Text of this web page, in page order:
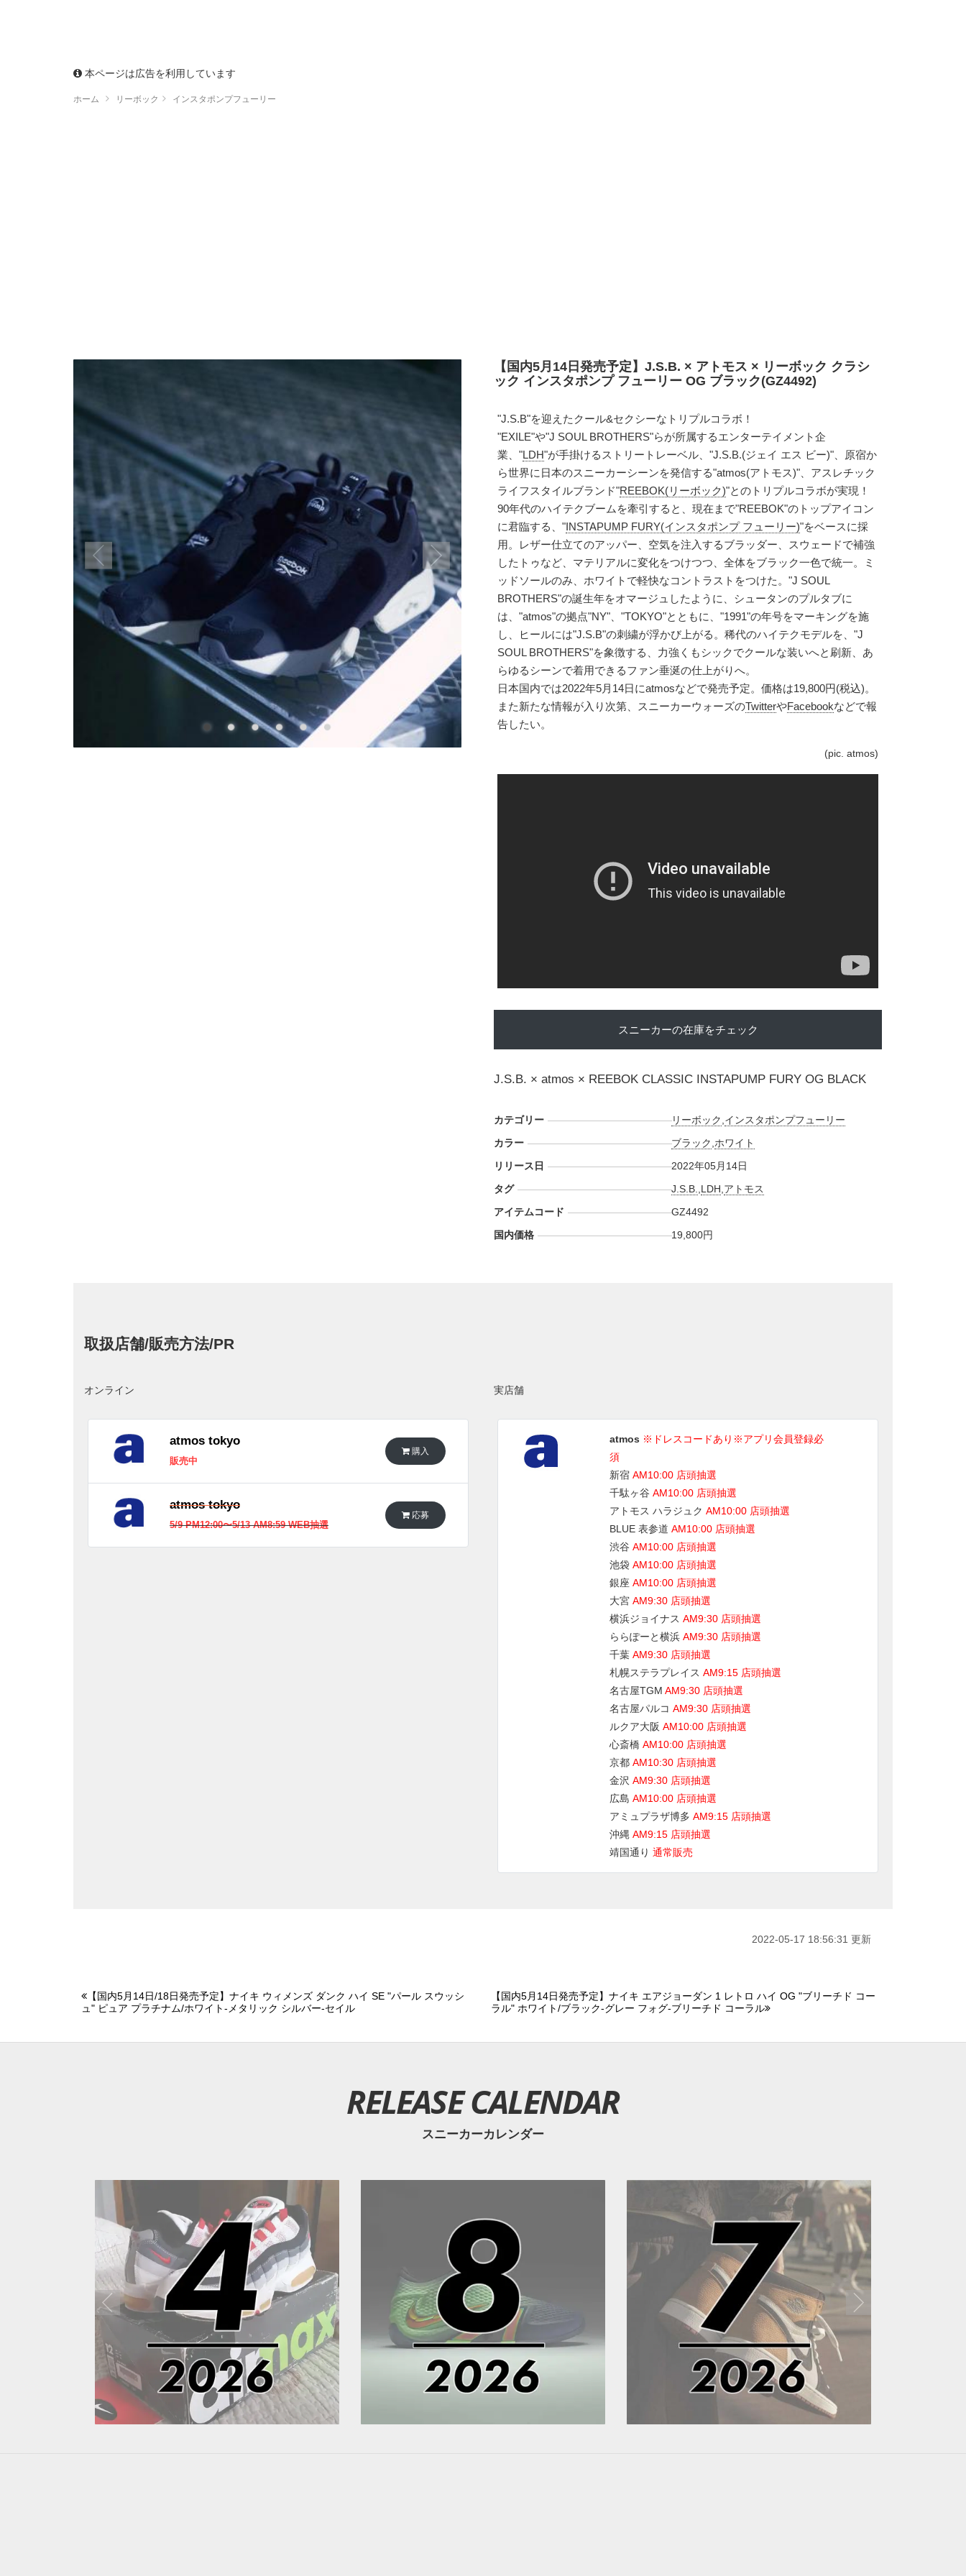
本ページは広告を利用しています
ホーム リーボック インスタポンプフューリー
【国内5月14日発売予定】J.S.B. × アトモス × リーボック クラシ
ック インスタポンプ フューリー OG ブラック(GZ4492)
"J.S.B"を迎えたクール&セクシーなトリプルコラボ！
"EXILE"や"J SOUL BROTHERS"らが所属するエンターテイメント企
業、"LDH"が手掛けるストリートレーベル、"J.S.B.(ジェイ エス ビー)"、原宿か
ら世界に日本のスニーカーシーンを発信する"atmos(アトモス)"、アスレチック
ライフスタイルブランド"REEBOK(リーボック)"とのトリプルコラボが実現！
90年代のハイテクブームを牽引すると、現在まで"REEBOK"のトップアイコン
に君臨する、"INSTAPUMP FURY(インスタポンプ フューリー)"をベースに採
用。レザー仕立てのアッパー、空気を注入するブラッダー、スウェードで補強
したトゥなど、マテリアルに変化をつけつつ、全体をブラック一色で統一。ミ
ッドソールのみ、ホワイトで軽快なコントラストをつけた。"J SOUL
BROTHERS"の誕生年をオマージュしたように、シュータンのプルタブに
は、"atmos"の拠点"NY"、"TOKYO"とともに、"1991"の年号をマーキングを施
し、ヒールには"J.S.B"の刺繍が浮かび上がる。稀代のハイテクモデルを、"J
SOUL BROTHERS"を象徴する、力強くもシックでクールな装いへと刷新、あ
らゆるシーンで着用できるファン垂涎の仕上がりへ。
日本国内では2022年5月14日にatmosなどで発売予定。価格は19,800円(税込)。
また新たな情報が入り次第、スニーカーウォーズのTwitterやFacebookなどで報
告したい。
(pic. atmos)
スニーカーの在庫をチェック
J.S.B. × atmos × REEBOK CLASSIC INSTAPUMP FURY OG BLACK
カテゴリー リーボック インスタポンプフューリー
カラー
ブラック ホワイト
リリース日
2022年05月14日
タグ
J.S.B. LDH アトモス
アイテムコード
GZ4492
国内価格
19,800円
取扱店舗/販売方法/PR
オンライン
atmos tokyo
販売中
購入
atmos tokyo
5/9 PM12:00〜5/13 AM8:59 WEB抽選
応募
実店舗
atmos ※ドレスコードあり※アプリ会員登録必
須
新宿 AM10:00 店頭抽選
千駄ヶ谷 AM10:00 店頭抽選
アトモス ハラジュク AM10:00 店頭抽選
BLUE 表参道 AM10:00 店頭抽選
渋谷 AM10:00 店頭抽選
池袋 AM10:00 店頭抽選
銀座 AM10:00 店頭抽選
大宮 AM9:30 店頭抽選
横浜ジョイナス AM9:30 店頭抽選
ららぽーと横浜 AM9:30 店頭抽選
千葉 AM9:30 店頭抽選
札幌ステラプレイス AM9:15 店頭抽選
名古屋TGM AM9:30 店頭抽選
名古屋パルコ AM9:30 店頭抽選
ルクア大阪 AM10:00 店頭抽選
心斎橋 AM10:00 店頭抽選
京都 AM10:30 店頭抽選
金沢 AM9:30 店頭抽選
広島 AM10:00 店頭抽選
アミュプラザ博多 AM9:15 店頭抽選
沖縄 AM9:15 店頭抽選
靖国通り 通常販売
2022-05-17 18:56:31 更新
【国内5月14日/18日発売予定】ナイキ ウィメンズ ダンク ハイ SE "パール スウッシ
ュ" ピュア プラチナム/ホワイト-メタリック シルバー-セイル
【国内5月14日発売予定】ナイキ エアジョーダン 1 レトロ ハイ OG "ブリーチド コー
ラル" ホワイト/ブラック-グレー フォグ-ブリーチド コーラル
RELEASE CALENDAR
スニーカーカレンダー